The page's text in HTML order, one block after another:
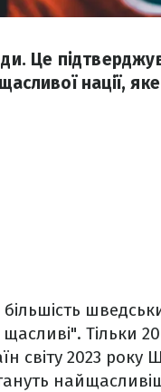
Це
нації,
більшість
Тільки
світу 2023 року